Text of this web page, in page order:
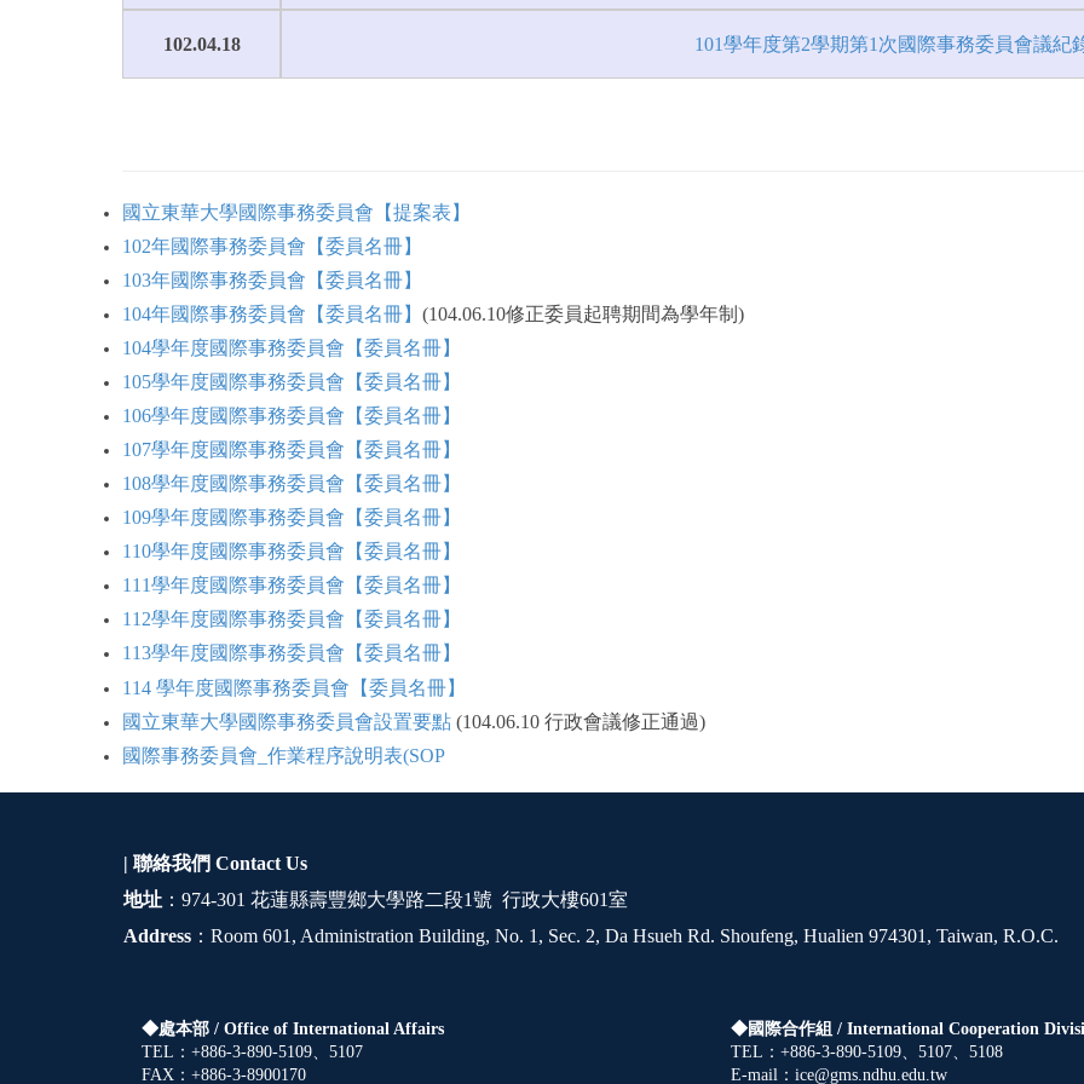
102.04.18 101學年度第2學期第1次國際事務委員會議紀
國立東華大學國際事務委員會【提案表】
102年國際事務委員會【委員名冊】
103年國際事務委員會【委員名冊】
104年國際事務委員會【委員名冊】 (104.06.10修正委員起聘期間為學年制)
104學年度國際事務委員會【委員名冊】
105學年度國際事務委員會【委員名冊】
106學年度國際事務委員會【委員名冊】
107學年度國際事務委員會【委員名冊】
108學年度國際事務委員會【委員名冊】
109學年度國際事務委員會【委員名冊】
110學年度國際事務委員會【委員名冊】
111學年度國際事務委員會【委員名冊】
112學年度國際事務委員會【委員名冊】
113學年度國際事務委員會【委員名冊】
114 學年度國際事務委員會【委員名冊】
國立東華大學國際事務委員會設置要點 (104.06.10 行政會議修正通過)
國際事務委員會_作業程序說明表(SOP
| 聯絡我們 Contact Us
地址 ：974-301 花蓮縣壽豐鄉大學路二段1號 行政大樓601室
Address ：Room 601, Administration Building, No. 1, Sec. 2, Da Hsueh Rd. Shoufeng, Hualien 974301, Taiwan, R.O.C.
◆處本部 / Office of International Affairs
TEL：+886-3-890-5109、5107
FAX：+886-3-8900170
◆國際合作組 /International Cooperation
TEL：+886-3-890-5109、5107、5108
E-mail：ice@gms.ndhu.edu.tw